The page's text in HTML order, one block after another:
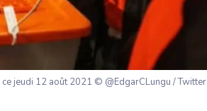
jeudi 12 août 2021 © @EdgarCLungu / Twitter